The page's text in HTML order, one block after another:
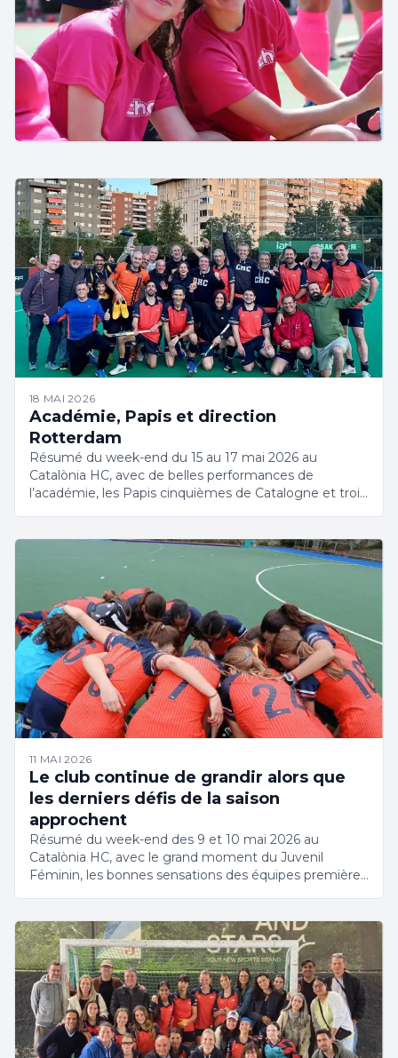
18 MAI 2026
Académie, Papis et direction
Rotterdam
Résumé du week-end du 15 au 17 mai 2026 au
Catalònia HC, avec de belles performances de
l’académie, les Papis cinquièmes de Catalogne et trois
11 MAI 2026
Le club continue de grandir alors que
les derniers défis de la saison
approchent
Résumé du week-end des 9 et 10 mai 2026 au
Catalònia HC, avec le grand moment du Juvenil
Féminin, les bonnes sensations des équipes premières